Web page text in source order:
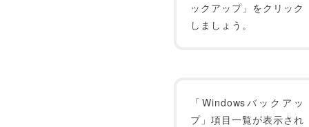
ックアップ」をクリック
しましょう。
「Windowsバックアッ
プ」項目一覧が表示され